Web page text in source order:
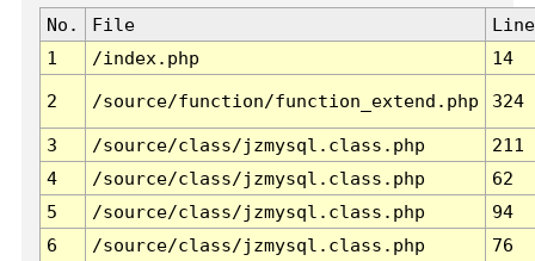
No. File
Line
1
/index.php 14
2 /source/function/function_extend.php 324
3 /source/class/jzmysql.class.php
211
4
/source/class/jzmysql.class.php
62
5
/source/class/jzmysql.class.php
94
6
/source/class/jzmysql.class.php 76